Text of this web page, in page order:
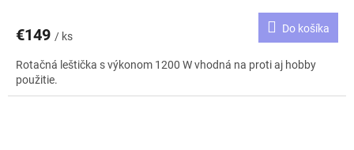
€149 / ks
Do košíka
Rotačná leštička s výkonom 1200 W vhodná na proti aj hobby
použitie.